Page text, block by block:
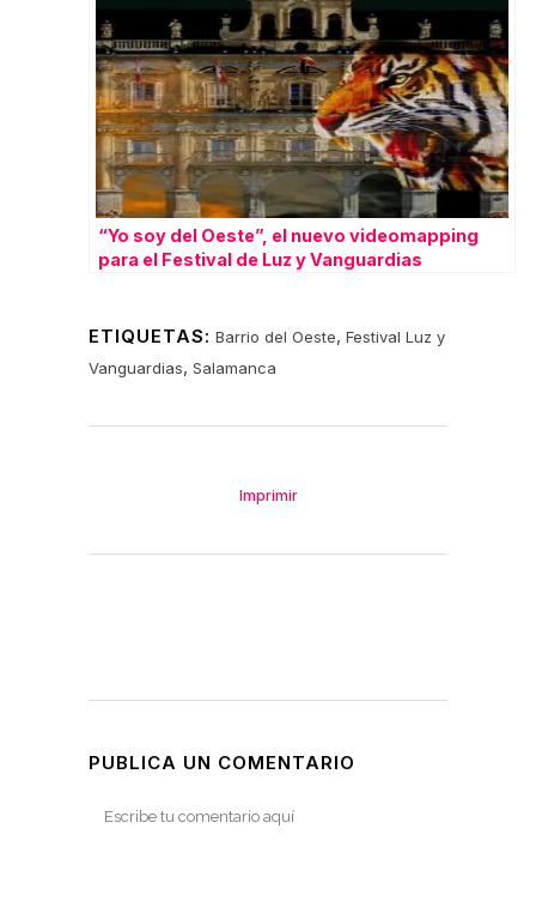
“Yo soy del Oeste”, el nuevo videomapping
para el Festival de Luz y Vanguardias
ETIQUETAS: Barrio del Oeste, Festival Luz y
Vanguardias, Salamanca
Imprimir
PUBLICA UN COMENTARIO